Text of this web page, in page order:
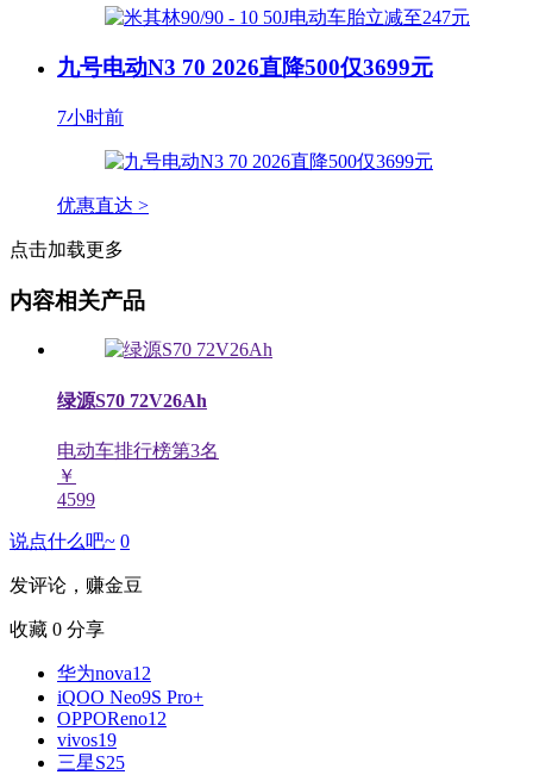
九号电动N3 70 2026直降500仅3699元
7小时前
优惠直达 >
点击加载更多
内容相关产品
绿源S70 72V26Ah
电动车排行榜第3名
￥
4599
说点什么吧~ 0
发评论，赚金豆
收藏 0 分享
华为nova12
iQOO Neo9S Pro+
OPPOReno12
vivos19
三星S25